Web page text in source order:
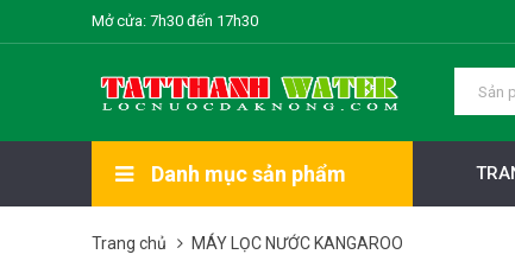
Mở cửa: 7h30 đến 17h30
Danh mục sản phẩm
Trang chủ MÁY LỌC NƯỚC KANGAROO